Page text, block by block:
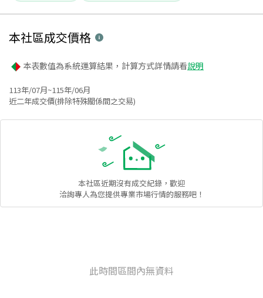
本社區成交價格
本表數值為系統運算結果，計算方式詳情請看說明
113年/07月~115年/06月
近二年成交價(排除特殊關係間之交易)
本社區近期沒有成交紀錄，歡迎
洽詢專人為您提供專業市場行情的服務吧！
此時間區間內無資料